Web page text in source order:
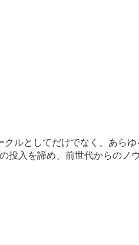
ルとしてだけでなく、あら
投入を諦め、前世代からのノ